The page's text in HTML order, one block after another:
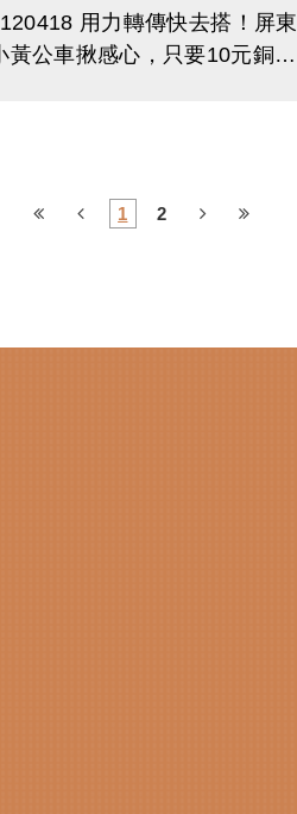
用力轉傳快去搭！屏東
黃公車揪感心，只要10元銅板
1 2